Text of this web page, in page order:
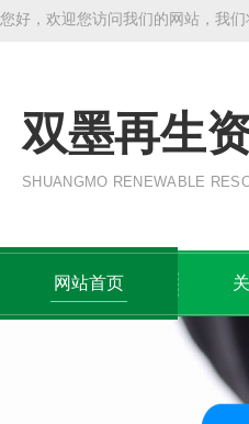
您好，欢迎您访问我们的网站，我们
双墨再生
SHUANGMO RENEWABLE
网站首页